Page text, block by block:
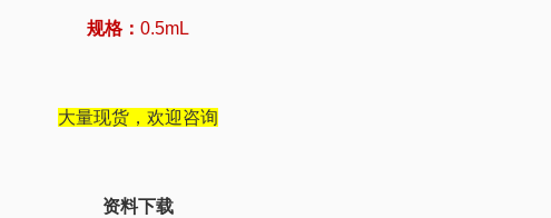
规格： 0.5mL
大量现货，欢迎咨询
资料下载